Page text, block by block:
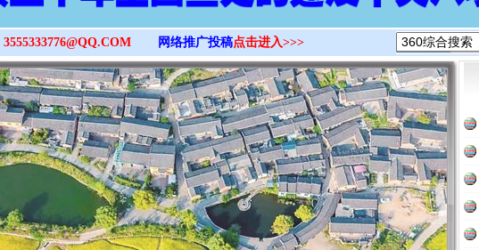
3555333776@QQ.COM 网络推广投稿点击进入>>>